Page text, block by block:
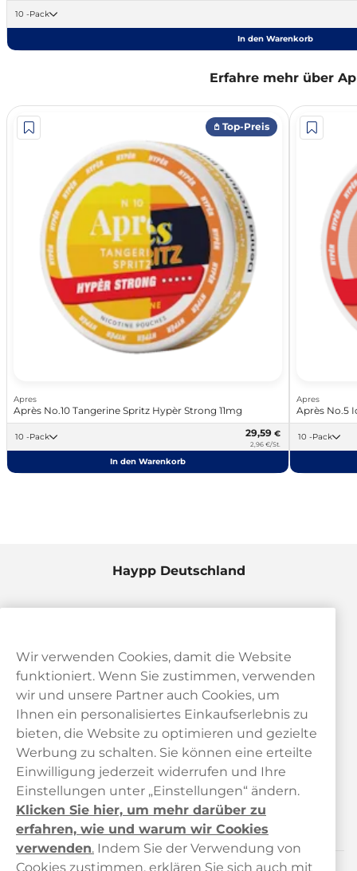
10 -Pack
In den Warenkorb
Erfahre mehr über
𖤘 Top-Preis
Apres
Après No.10 Tangerine Spritz Hypèr Strong 11mg
10 -Pack 29,59 €
2,96 €/St.
In den Warenkorb
Apres
Après No.5
10 -Pack
Haypp Deutschland
Kundendienst
Links
Über uns
Wir verwenden Cookies, damit die Website
funktioniert. Wenn Sie zustimmen, verwenden
wir und unsere Partner auch Cookies, um
Ihnen ein personalisiertes Einkaufserlebnis zu
bieten, die Website zu optimieren und gezielte
Werbung zu schalten. Sie können eine erteilte
Einwilligung jederzeit widerrufen und Ihre
Einstellungen unter „Einstellungen“ ändern.
Klicken Sie hier, um mehr darüber zu
erfahren, wie und warum wir Cookies
verwenden. Indem Sie der Verwendung von
Cookies zustimmen, erklären Sie sich auch mit